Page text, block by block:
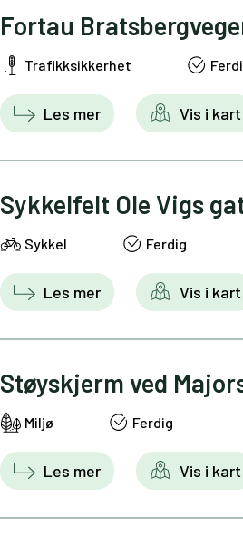
Fortau
Trafikksikkerhet
Les mer Vis i kart
Sykkelfelt Ole Vigs
Sykkel Ferdig
Les mer Vis i kart
Støyskjerm ved
Miljø Ferdig
Les mer Vis i kart